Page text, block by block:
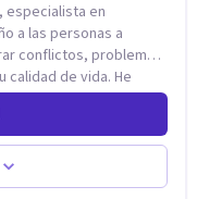
especialista en
a las personas a
conflictos, problemas
calidad de vida. He
como el Hospital
MENDAO, San
y el Centro de
de colaborar
y Xochimilco, lo que